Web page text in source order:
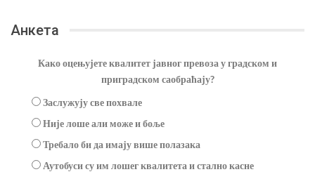
Анкета
Како оцењујете квалитет јавног превоза у градском и
приградском саобраћају?
Заслужују све похвале
Није лоше али може и боље
Требало би да имају више полазака
Аутобуси су им лошег квалитета и стално касне